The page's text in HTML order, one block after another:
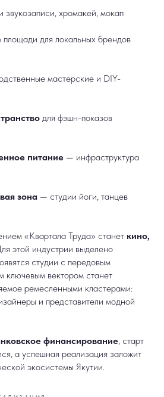
звукозаписи, хромакей, мокап
для локальных брендов
мастерские и DIY-
для фэшн-показов
питание — инфраструктура
зона — студии йоги, танцев
«Квартала Труда» станет кино,
этой индустрии выделено
студии с передовым
ключевым вектором станет
ремесленными кластерами:
и представители модной
финансирование, старт
а успешная реализация заложит
экосистемы Якутии.